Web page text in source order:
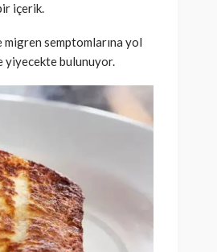
içerik.
semptomlarına yol
yiyecekte bulunuyor.